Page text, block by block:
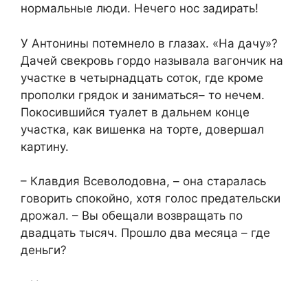
нормальные люди. Нечего нос задирать!
У Антонины потемнело в глазах. «На дачу»?
Дачей свекровь гордо называла вагончик на
участке в четырнадцать соток, где кроме
прополки грядок и заниматься– то нечем.
Покосившийся туалет в дальнем конце
участка, как вишенка на торте, довершал
картину.
– Клавдия Всеволодовна, – она старалась
говорить спокойно, хотя голос предательски
дрожал. – Вы обещали возвращать по
двадцать тысяч. Прошло два месяца – где
деньги?